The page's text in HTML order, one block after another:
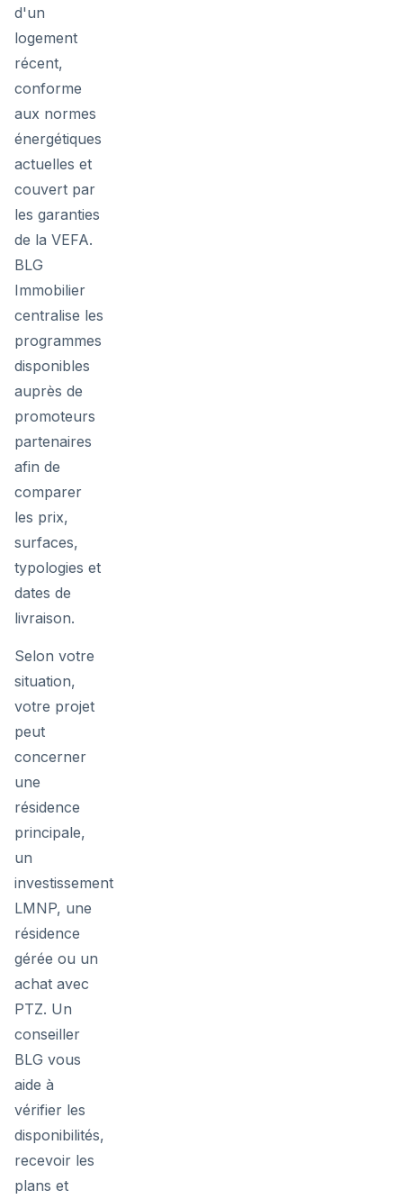
d'un
logement
récent,
conforme
aux normes
énergétiques
actuelles et
couvert par
les garanties
de la VEFA.
BLG
Immobilier
centralise les
programmes
disponibles
auprès de
promoteurs
partenaires
afin de
comparer
les prix,
surfaces,
typologies et
dates de
livraison.
Selon votre
situation,
votre projet
peut
concerner
une
résidence
principale,
un
investissement
LMNP, une
résidence
gérée ou un
achat avec
PTZ. Un
conseiller
BLG vous
aide à
vérifier les
disponibilités,
recevoir les
plans et